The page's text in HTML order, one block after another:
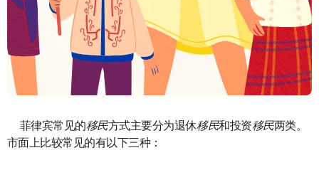
菲律宾常见的移民方式主要分为退休移民和投资移民两类。
市面上比较常见的有以下三种：